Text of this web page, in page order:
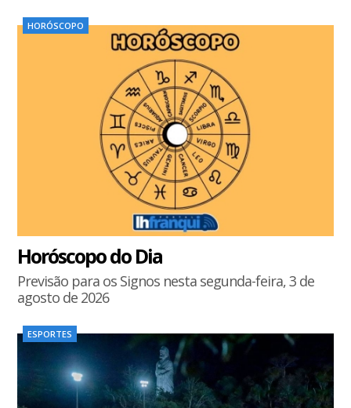
HORÓSCOPO
Horóscopo do Dia
Previsão para os Signos nesta segunda-feira, 3 de
agosto de 2026
ESPORTES